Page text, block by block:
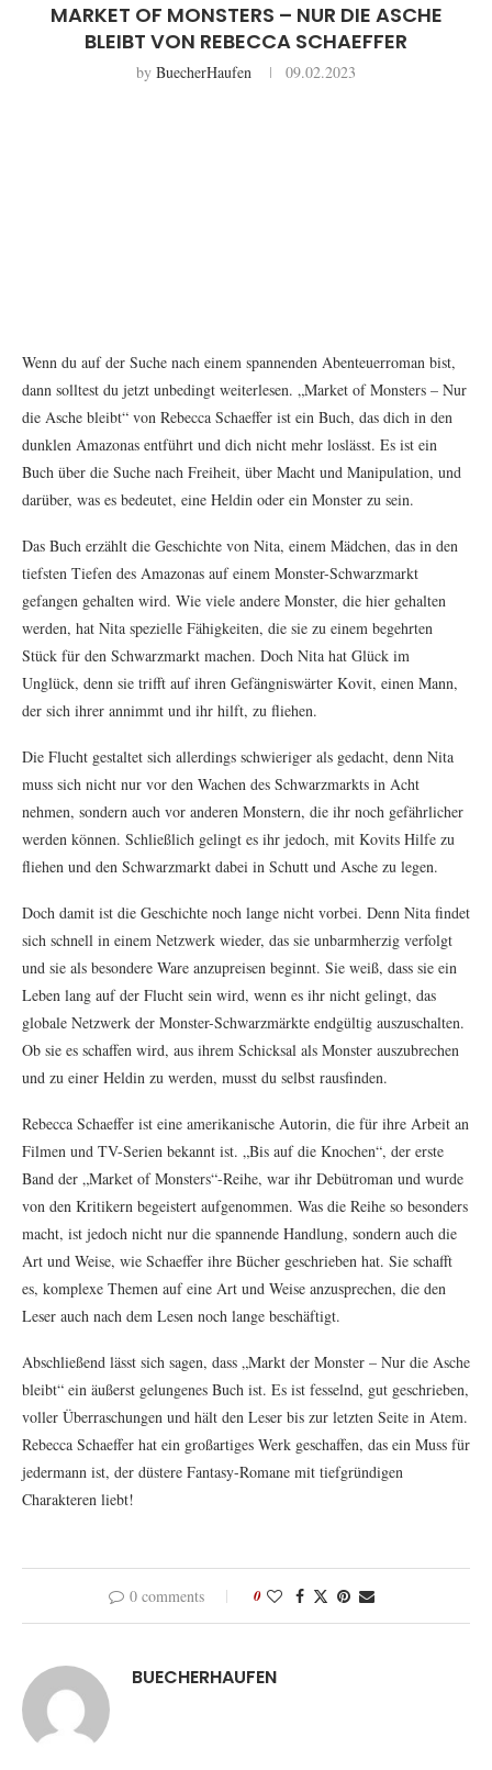
MARKET OF MONSTERS – NUR DIE ASCHE
BLEIBT VON REBECCA SCHAEFFER
by BuecherHaufen 09.02.2023
Wenn du auf der Suche nach einem spannenden Abenteuerroman bist,
dann solltest du jetzt unbedingt weiterlesen. „Market of Monsters – Nur
die Asche bleibt“ von Rebecca Schaeffer ist ein Buch, das dich in den
dunklen Amazonas entführt und dich nicht mehr loslässt. Es ist ein
Buch über die Suche nach Freiheit, über Macht und Manipulation, und
darüber, was es bedeutet, eine Heldin oder ein Monster zu sein.
Das Buch erzählt die Geschichte von Nita, einem Mädchen, das in den
tiefsten Tiefen des Amazonas auf einem Monster-Schwarzmarkt
gefangen gehalten wird. Wie viele andere Monster, die hier gehalten
werden, hat Nita spezielle Fähigkeiten, die sie zu einem begehrten
Stück für den Schwarzmarkt machen. Doch Nita hat Glück im
Unglück, denn sie trifft auf ihren Gefängniswärter Kovit, einen Mann,
der sich ihrer annimmt und ihr hilft, zu fliehen.
Die Flucht gestaltet sich allerdings schwieriger als gedacht, denn Nita
muss sich nicht nur vor den Wachen des Schwarzmarkts in Acht
nehmen, sondern auch vor anderen Monstern, die ihr noch gefährlicher
werden können. Schließlich gelingt es ihr jedoch, mit Kovits Hilfe zu
fliehen und den Schwarzmarkt dabei in Schutt und Asche zu legen.
Doch damit ist die Geschichte noch lange nicht vorbei. Denn Nita findet
sich schnell in einem Netzwerk wieder, das sie unbarmherzig verfolgt
und sie als besondere Ware anzupreisen beginnt. Sie weiß, dass sie ein
Leben lang auf der Flucht sein wird, wenn es ihr nicht gelingt, das
globale Netzwerk der Monster-Schwarzmärkte endgültig auszuschalten.
Ob sie es schaffen wird, aus ihrem Schicksal als Monster auszubrechen
und zu einer Heldin zu werden, musst du selbst rausfinden.
Rebecca Schaeffer ist eine amerikanische Autorin, die für ihre Arbeit an
Filmen und TV-Serien bekannt ist. „Bis auf die Knochen“, der erste
Band der „Market of Monsters“-Reihe, war ihr Debütroman und wurde
von den Kritikern begeistert aufgenommen. Was die Reihe so besonders
macht, ist jedoch nicht nur die spannende Handlung, sondern auch die
Art und Weise, wie Schaeffer ihre Bücher geschrieben hat. Sie schafft
es, komplexe Themen auf eine Art und Weise anzusprechen, die den
Leser auch nach dem Lesen noch lange beschäftigt.
Abschließend lässt sich sagen, dass „Markt der Monster – Nur die Asche
bleibt“ ein äußerst gelungenes Buch ist. Es ist fesselnd, gut geschrieben,
voller Überraschungen und hält den Leser bis zur letzten Seite in Atem.
Rebecca Schaeffer hat ein großartiges Werk geschaffen, das ein Muss für
jedermann ist, der düstere Fantasy-Romane mit tiefgründigen
Charakteren liebt!
0 comments 0
BUECHERHAUFEN